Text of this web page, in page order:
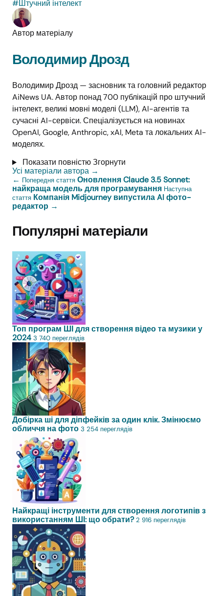
#Штучний інтелект
Автор матеріалу
Володимир Дрозд
Володимир Дрозд — засновник та головний редактор
AiNews UA. Автор понад 700 публікацій про штучний
інтелект, великі мовні моделі (LLM), AI-агентів та
сучасні AI-сервіси. Спеціалізується на новинах
OpenAI, Google, Anthropic, xAI, Meta та локальних AI-
моделях.
Показати повністюЗгорнути
Усі матеріали автора →
← Попередня стаття Оновлення Claude 3.5 Sonnet:
найкраща модель для програмування Наступна
стаття Компанія Midjourney випустила AI фото-
редактор →
Популярні матеріали
Топ програм ШІ для створення відео та музики у
2024 3 740 переглядів
Добірка ші для діпфейків за один клік. Змінюємо
обличчя на фото 3 254 переглядів
Найкращі інструменти для створення логотипів з
використанням ШІ: що обрати? 2 916 переглядів